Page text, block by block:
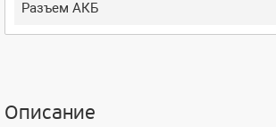
Разъем АКБ
Описание